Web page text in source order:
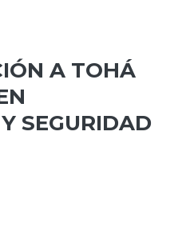
A TOHÁ
SEGURIDAD